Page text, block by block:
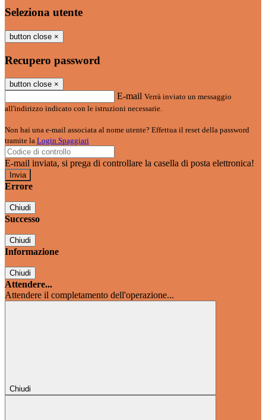
Seleziona utente
button close ×
Recupero password
button close ×
E-mail Verrà inviato un messaggio
all'indirizzo indicato con le istruzioni necessarie.
Non hai una e-mail associata al nome utente? Effettua il reset della password
tramite la Login Spaggiari
E-mail inviata, si prega di controllare la casella di posta elettronica!
Errore
Chiudi
Successo
Chiudi
Informazione
Chiudi
Attendere...
Attendere il completamento dell'operazione...
Chiudi